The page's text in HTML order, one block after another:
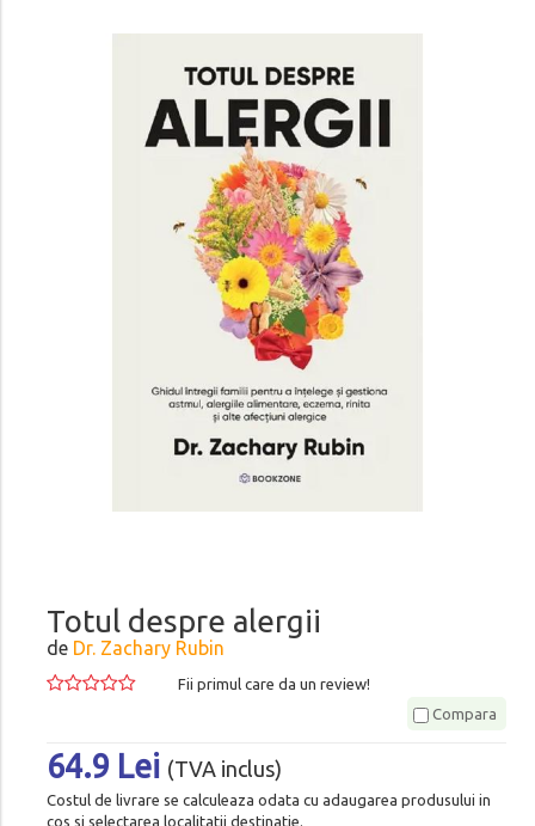
Totul despre alergii
de Dr. Zachary Rubin
Fii primul care da un review!
Compara
64.9 Lei (TVA inclus)
Costul de livrare se calculeaza odata cu adaugarea produsului in
cos si selectarea localitatii destinatie.